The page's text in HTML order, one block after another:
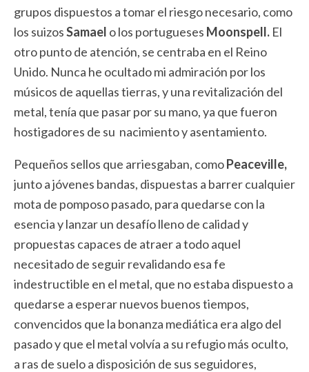
grupos dispuestos a tomar el riesgo necesario, como
los suizosSamael o los portugueses Moonspell. El
otro punto de atención, se centraba en el Reino
Unido. Nunca he ocultado mi admiración por los
músicos de aquellas tierras, y una revitalización del
metal, tenía que pasar por su mano, ya que fueron
hostigadores de su nacimiento y asentamiento.
Pequeños sellos que arriesgaban, comoPeaceville,
junto a jóvenes bandas, dispuestas a barrer cualquier
mota de pomposo pasado, para quedarse con la
esencia y lanzar un desafío lleno de calidad y
propuestas capaces de atraer a todo aquel
necesitado de seguir revalidando esa fe
indestructible en el metal, que no estaba dispuesto a
quedarse a esperar nuevos buenos tiempos,
convencidos que la bonanza mediática era algo del
pasado y que el metal volvía a su refugio más oculto,
a ras de suelo a disposición de sus seguidores,